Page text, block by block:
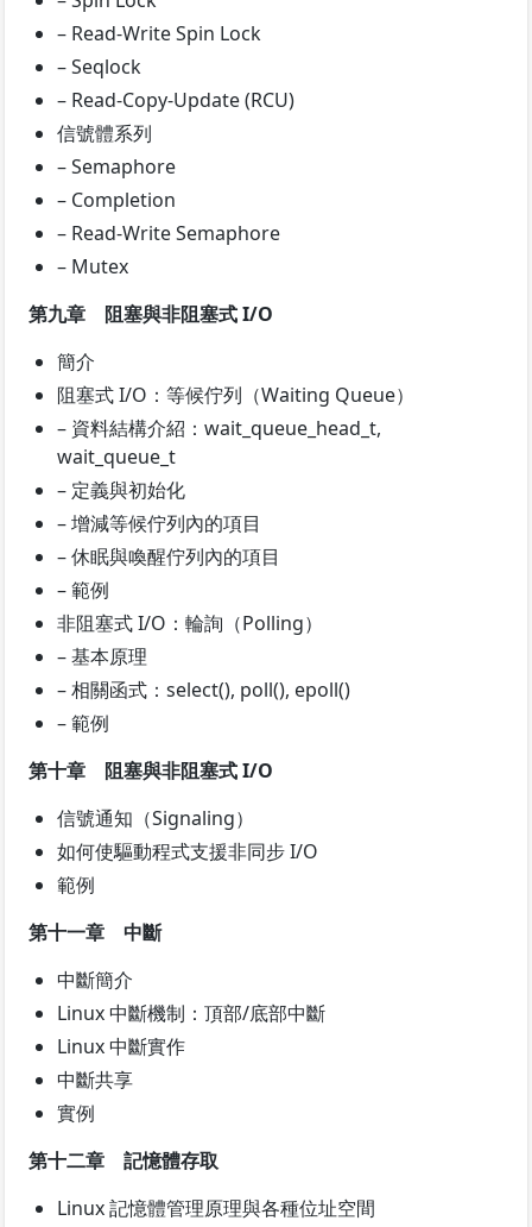
– Read-Write Spin Lock
– Seqlock
– Read-Copy-Update (RCU)
信號體系列
– Semaphore
– Completion
– Read-Write Semaphore
– Mutex
第九章 阻塞與非阻塞式 I/O
簡介
阻塞式 I/O：等候佇列（Waiting Queue）
– 資料結構介紹：wait_queue_head_t,
wait_queue_t
– 定義與初始化
– 增減等候佇列內的項目
– 休眠與喚醒佇列內的項目
– 範例
非阻塞式 I/O：輪詢（Polling）
– 基本原理
– 相關函式：select(), poll(), epoll()
– 範例
第十章 阻塞與非阻塞式 I/O
信號通知（Signaling）
如何使驅動程式支援非同步 I/O
範例
第十一章 中斷
中斷簡介
Linux 中斷機制：頂部/底部中斷
Linux 中斷實作
中斷共享
實例
第十二章 記憶體存取
Linux 記憶體管理原理與各種位址空間